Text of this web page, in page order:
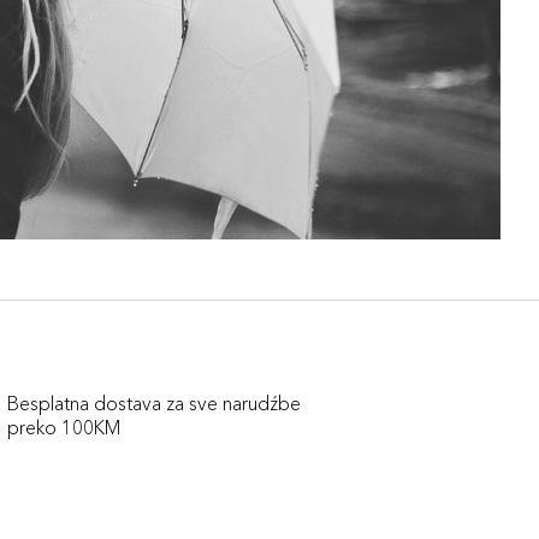
Besplatna dostava za sve narudźbe
preko 100KM